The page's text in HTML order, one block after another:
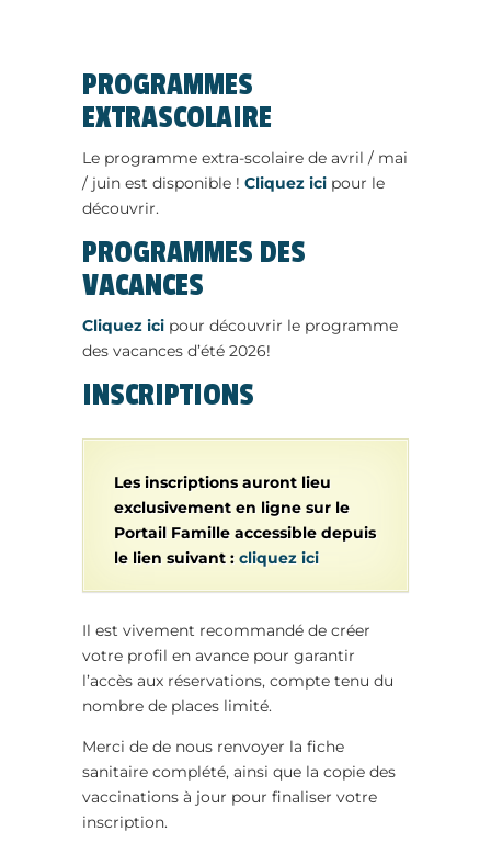
PROGRAMMES
EXTRASCOLAIRE
Le programme extra-scolaire de avril / mai
/ juin est disponible ! Cliquez icipour le
découvrir.
PROGRAMMES DES
VACANCES
Cliquez icipour découvrir le programme
des vacances d’été 2026!
INSCRIPTIONS
Les inscriptions auront lieu
exclusivement en ligne sur le
Portail Famille accessible depuis
le lien suivant : cliquez ici
Il est vivement recommandé de créer
votre profil en avance pour garantir
l’accès aux réservations, compte tenu du
nombre de places limité.
Merci de de nous renvoyer la fiche
sanitaire complété, ainsi que la copie des
vaccinations à jour pour finaliser votre
inscription.